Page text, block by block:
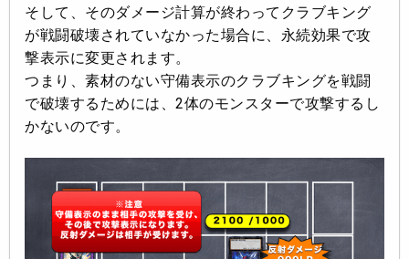
そして、そのダメージ計算が終わってクラブキング
が戦闘破壊されていなかった場合に、永続効果で攻
撃表示に変更されます。
つまり、素材のない守備表示のクラブキングを戦闘
で破壊するためには、2体のモンスターで攻撃するし
かないのです。